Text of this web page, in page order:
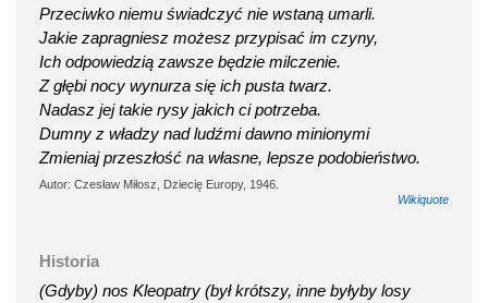
Przeciwko niemu świadczyć nie wstaną umarli.
Jakie zapragniesz możesz przypisać im czyny,
Ich odpowiedzią zawsze będzie milczenie.
Z głębi nocy wynurza się ich pusta twarz.
Nadasz jej takie rysy jakich ci potrzeba.
Dumny z władzy nad ludźmi dawno minionymi
Zmieniaj przeszłość na własne, lepsze podobieństwo.
Autor: Czesław Miłosz, Dziecię Europy, 1946.
Wikiquote
Historia
(Gdyby) nos Kleopatry (był krótszy, inne byłyby losy